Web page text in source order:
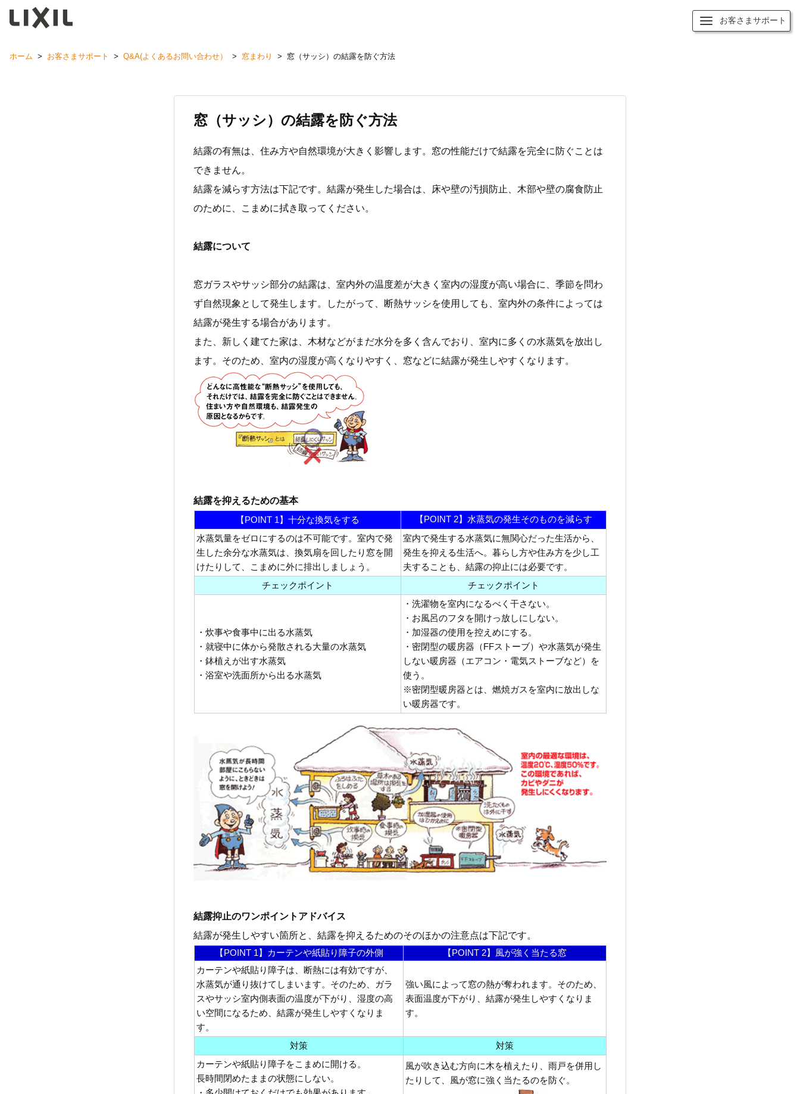
お客さまサポート
ホーム > お客さまサポート > Q&A(よくあるお問い合わせ） > 窓まわり > 窓（サッシ）の結露を防ぐ方法
窓（サッシ）の結露を防ぐ方法
結露の有無は、住み方や自然環境が大きく影響します。窓の性能だけで結露を完全に防ぐことは
できません。
結露を減らす方法は下記です。結露が発生した場合は、床や壁の汚損防止、木部や壁の腐食防止
のために、こまめに拭き取ってください。
結露について
窓ガラスやサッシ部分の結露は、室内外の温度差が大きく室内の湿度が高い場合に、季節を問わ
ず自然現象として発生します。したがって、断熱サッシを使用しても、室内外の条件によっては
結露が発生する場合があります。
また、新しく建てた家は、木材などがまだ水分を多く含んでおり、室内に多くの水蒸気を放出し
ます。そのため、室内の湿度が高くなりやすく、窓などに結露が発生しやすくなります。
結露を抑えるための基本
【POINT 1】十分な換気をする
【POINT 2】水蒸気の発生そのものを減らす
水蒸気量をゼロにするのは不可能です。室内で発
生した余分な水蒸気は、換気扇を回したり窓を開
けたりして、こまめに外に排出しましょう。
室内で発生する水蒸気に無関心だった生活から、
発生を抑える生活へ。暮らし方や住み方を少し工
夫することも、結露の抑止には必要です。
チェックポイント
チェックポイント
・炊事や食事中に出る水蒸気
・就寝中に体から発散される大量の水蒸気
・鉢植えが出す水蒸気
・浴室や洗面所から出る水蒸気
・洗濯物を室内になるべく干さない。
・お風呂のフタを開けっ放しにしない。
・加湿器の使用を控えめにする。
・密閉型の暖房器（FFストーブ）や水蒸気が発生
しない暖房器（エアコン・電気ストーブなど）を
使う。
※密閉型暖房器とは、燃焼ガスを室内に放出しな
い暖房器です。
結露抑止のワンポイントアドバイス
結露が発生しやすい箇所と、結露を抑えるためのそのほかの注意点は下記です。
【POINT 1】カーテンや紙貼り障子の外側
【POINT 2】風が強く当たる窓
カーテンや紙貼り障子は、断熱には有効ですが、
水蒸気が通り抜けてしまいます。そのため、ガラ
スやサッシ室内側表面の温度が下がり、湿度の高
い空間になるため、結露が発生しやすくなりま
す。
強い風によって窓の熱が奪われます。そのため、
表面温度が下がり、結露が発生しやすくなりま
す。
対策
対策
カーテンや紙貼り障子をこまめに開ける。
長時間閉めたままの状態にしない。
風が吹き込む方向に木を植えたり、雨戸を併用し
たりして、風が窓に強く当たるのを防ぐ。